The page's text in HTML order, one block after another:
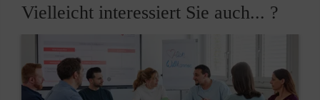
Vielleicht interessiert Sie auch... ?